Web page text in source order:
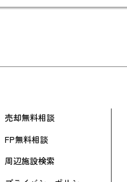
売却無料相談
FP無料相談
周辺施設検索